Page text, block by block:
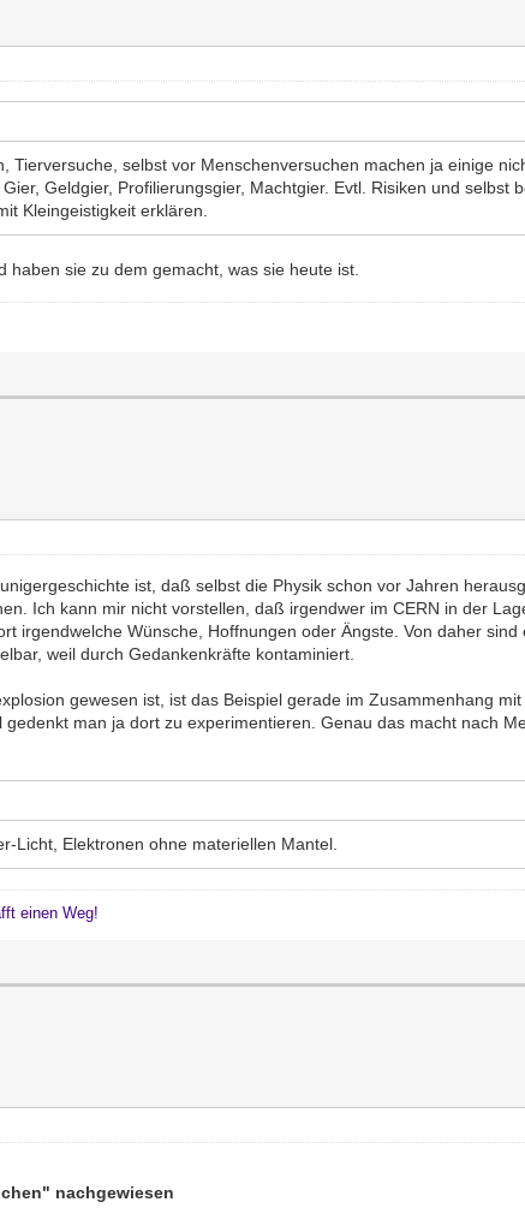
Tierversuche, selbst vor Menschenversuchen machen ja einige
Geldgier, Profilierungsgier, Machtgier. Evtl. Risiken und selbst
Kleingeistigkeit erklären.
sie zu dem gemacht, was sie heute ist.
ist, daß selbst die Physik schon vor Jahren
Ich kann mir nicht vorstellen, daß irgendwer im CERN in der
irgendwelche Wünsche, Hoffnungen oder Ängste. Von daher
weil durch Gedankenkräfte kontaminiert.
gewesen ist, ist das Beispiel gerade im Zusammenhang
man ja dort zu experimentieren. Genau das macht nach
Licht, Elektronen ohne materiellen Mantel.
einen Weg!
nachgewiesen